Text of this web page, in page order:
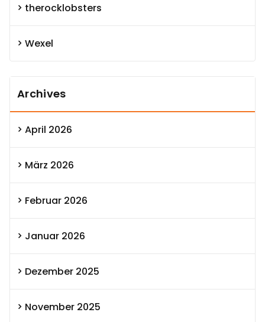
therocklobsters
Wexel
Archives
April 2026
März 2026
Februar 2026
Januar 2026
Dezember 2025
November 2025